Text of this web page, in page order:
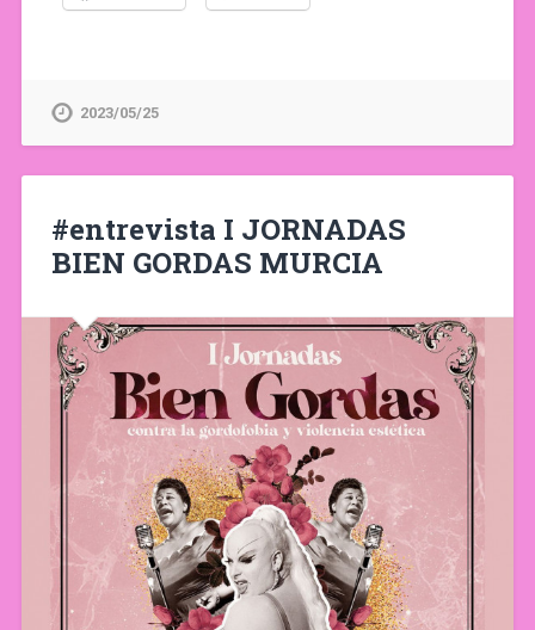
2023/05/25
#entrevista I JORNADAS
BIEN GORDAS MURCIA